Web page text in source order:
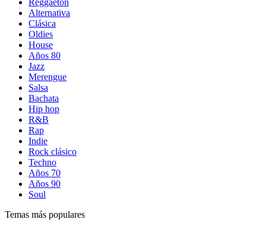
Reggaetón
Alternativa
Clásica
Oldies
House
Años 80
Jazz
Merengue
Salsa
Bachata
Hip hop
R&B
Rap
Indie
Rock clásico
Techno
Años 70
Años 90
Soul
Temas más populares